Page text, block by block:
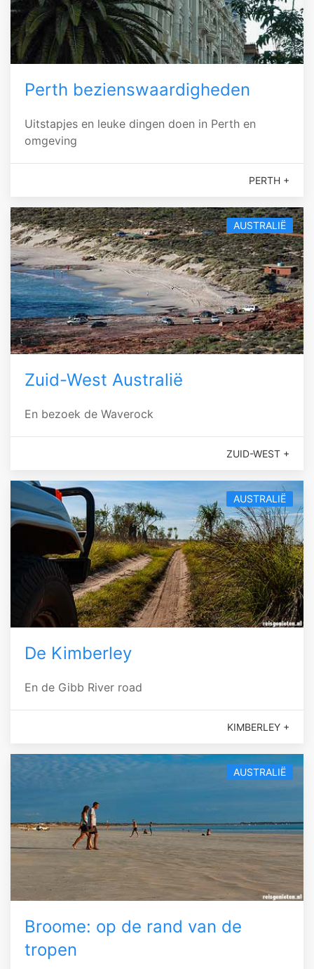
Perth bezienswaardigheden
Uitstapjes en leuke dingen doen in Perth en
omgeving
PERTH +
AUSTRALIË
Zuid-West Australië
En bezoek de Waverock
ZUID-WEST +
AUSTRALIË
De Kimberley
En de Gibb River road
KIMBERLEY +
AUSTRALIË
Broome: op de rand van de
tropen